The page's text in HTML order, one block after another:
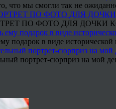
что мы смогли так не
ПО ФОТО ДЛЯ ДОЧКИ
подарок в виде
портрет-сюрприз на мой